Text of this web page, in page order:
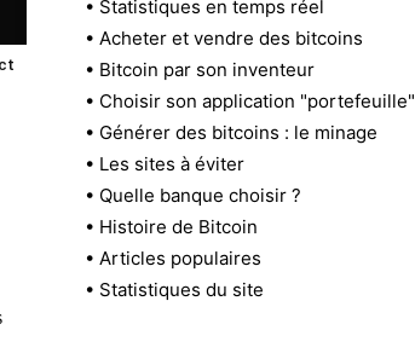
• Statistiques en temps réel
• Acheter et vendre des bitcoins
• Bitcoin par son inventeur
• Choisir son application "portefeuille"
• Générer des bitcoins : le minage
• Les sites à éviter
• Quelle banque choisir ?
• Histoire de Bitcoin
• Articles populaires
• Statistiques du site